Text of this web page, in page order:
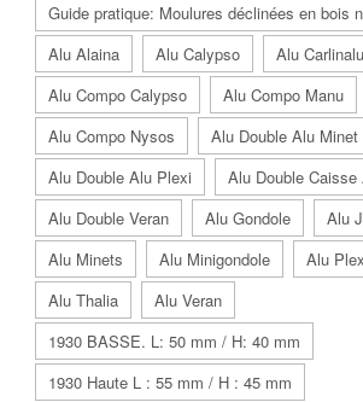
Guide pratique: Moulures déclinées en bois
Alu Alaina
Alu Calypso
Alu Carlinalu
Alu Compo Calypso
Alu Compo Manu
Alu Compo Nysos
Alu Double Alu Minet
Alu Double Alu Plexi
Alu Double Caisse
Alu Double Veran
Alu Gondole Alu
Alu Minets
Alu Minigondole Alu
Alu Thalia
Alu Veran
1930 BASSE. L: 50 mm / H: 40 mm
1930 Haute L : 55 mm / H : 45 mm